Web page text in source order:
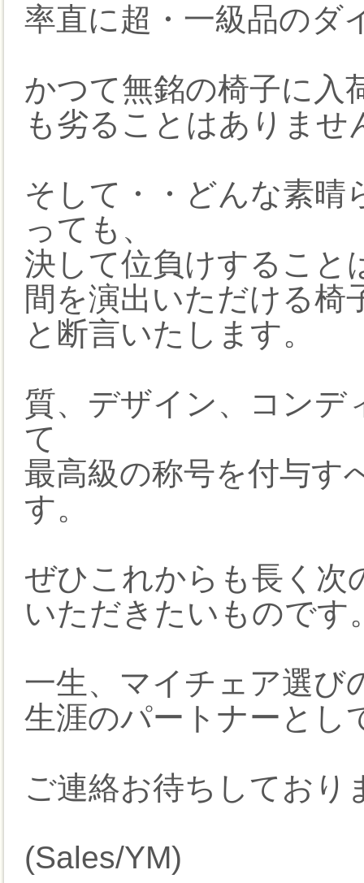
率直に超・一級品のダ
かつて無銘の椅子に入
も劣ることはありませ
そして・・どんな素晴
っても、
決して位負けすること
間を演出いただける椅
と断言いたします。
質、デザイン、コンデ
て
最高級の称号を付与す
す。
ぜひこれからも長く次
いただきたいものです
一生、マイチェア選び
生涯のパートナーとし
ご連絡お待ちしており
(Sales/YM)